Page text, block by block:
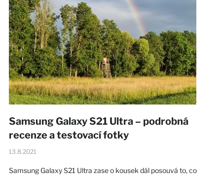
Samsung Galaxy S21 Ultra – podrobná
recenze a testovací fotky
13.8.2021
Samsung Galaxy S21 Ultra zase o kousek dál posouvá to, co